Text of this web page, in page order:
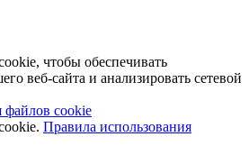
чтобы обеспечивать
веб-сайта и анализировать сетевой
файлов cookie
Правила использования